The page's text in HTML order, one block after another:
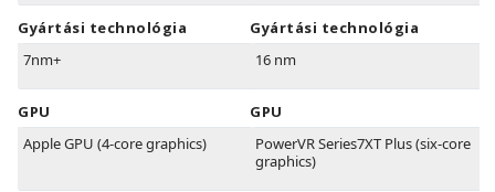
Gyártási technológia
7nm+
GPU
Apple GPU (4-core graphics)
Gyártási technológia
16 nm
GPU
PowerVR Series7XT Plus (six-core
graphics)